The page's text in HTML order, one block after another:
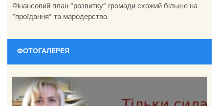
Фінансовий план “розвитку” громади схожий більше на
“проїдання” та мародерство.
ФОТОГАЛЕРЕЯ